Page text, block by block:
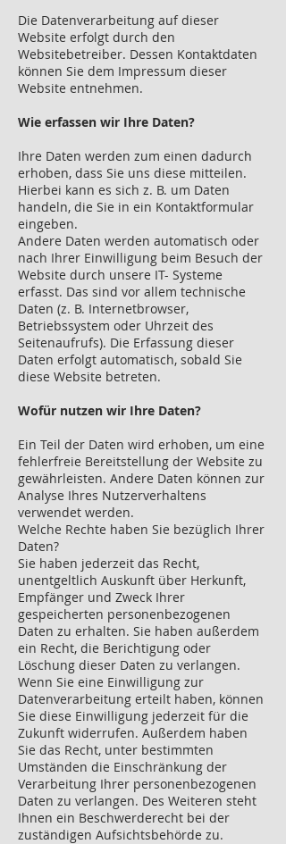
Die Datenverarbeitung auf dieser
Website erfolgt durch den
Websitebetreiber. Dessen Kontaktdaten
können Sie dem Impressum dieser
Website entnehmen.
Wie erfassen wir Ihre Daten?
Ihre Daten werden zum einen dadurch
erhoben, dass Sie uns diese mitteilen.
Hierbei kann es sich z. B. um Daten
handeln, die Sie in ein Kontaktformular
eingeben.
Andere Daten werden automatisch oder
nach Ihrer Einwilligung beim Besuch der
Website durch unsere IT- Systeme
erfasst. Das sind vor allem technische
Daten (z. B. Internetbrowser,
Betriebssystem oder Uhrzeit des
Seitenaufrufs). Die Erfassung dieser
Daten erfolgt automatisch, sobald Sie
diese Website betreten.
Wofür nutzen wir Ihre Daten?
Ein Teil der Daten wird erhoben, um eine
fehlerfreie Bereitstellung der Website zu
gewährleisten. Andere Daten können zur
Analyse Ihres Nutzerverhaltens
verwendet werden.
Welche Rechte haben Sie bezüglich Ihrer
Daten?
Sie haben jederzeit das Recht,
unentgeltlich Auskunft über Herkunft,
Empfänger und Zweck Ihrer
gespeicherten personenbezogenen
Daten zu erhalten. Sie haben außerdem
ein Recht, die Berichtigung oder
Löschung dieser Daten zu verlangen.
Wenn Sie eine Einwilligung zur
Datenverarbeitung erteilt haben, können
Sie diese Einwilligung jederzeit für die
Zukunft widerrufen. Außerdem haben
Sie das Recht, unter bestimmten
Umständen die Einschränkung der
Verarbeitung Ihrer personenbezogenen
Daten zu verlangen. Des Weiteren steht
Ihnen ein Beschwerderecht bei der
zuständigen Aufsichtsbehörde zu.